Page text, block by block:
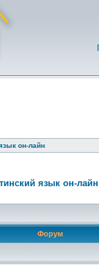
он-лайн
язык он-лайн
Форум